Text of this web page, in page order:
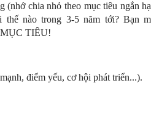
(nhớ chia nhỏ theo mục tiêu ngắn
thế nào trong 3-5 năm tới? Bạn
TIÊU!
điểm yếu, cơ hội phát triển...).